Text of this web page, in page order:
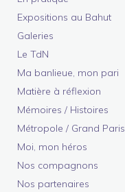
Expositions au Bahut
Galeries
Le TdN
Ma banlieue, mon pari
Matière à réflexion
Mémoires / Histoires
Métropole / Grand Paris
Moi, mon héros
Nos compagnons
Nos partenaires